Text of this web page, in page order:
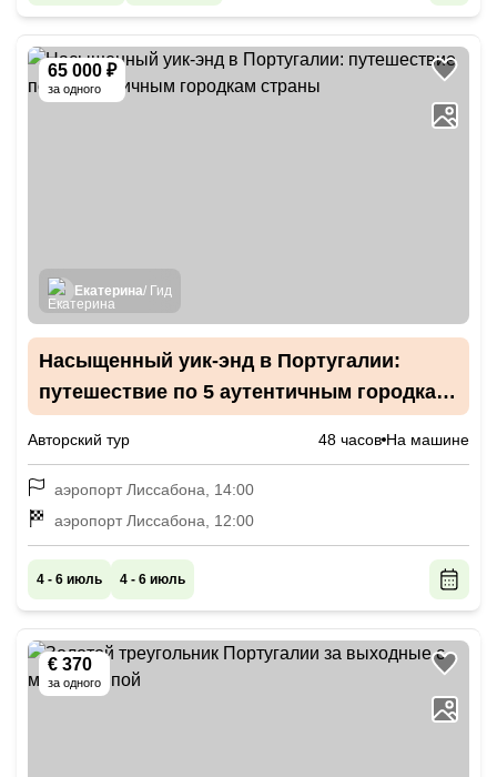
65 000 ₽
за одного
Екатерина/ Гид
Насыщенный уик-энд в Португалии:
путешествие по 5 аутентичным городкам
Авторский тур 48 часов На машине
аэропорт Лиссабона, 14:00
аэропорт Лиссабона, 12:00
4 - 6 июль 4 - 6 июль
€ 370
за одного